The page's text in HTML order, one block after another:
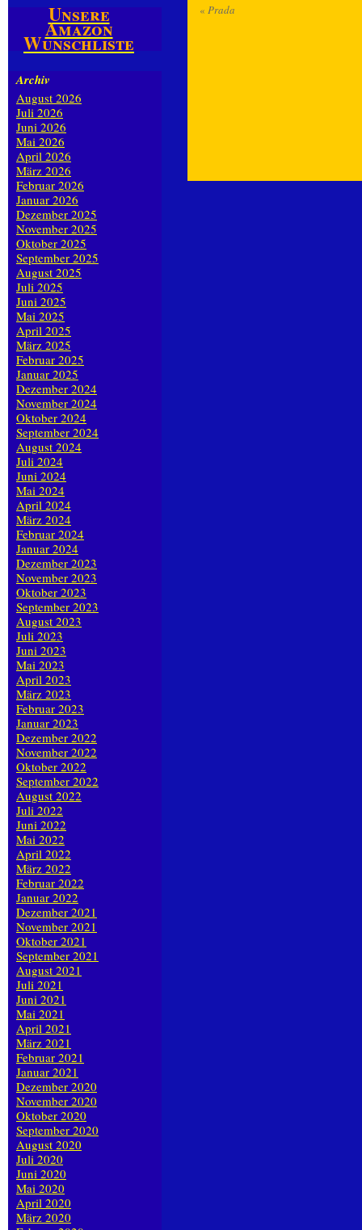
« Prada
Unsere
Amazon
Wunschliste
Archiv
August 2026
Juli 2026
Juni 2026
Mai 2026
April 2026
März 2026
Februar 2026
Januar 2026
Dezember 2025
November 2025
Oktober 2025
September 2025
August 2025
Juli 2025
Juni 2025
Mai 2025
April 2025
März 2025
Februar 2025
Januar 2025
Dezember 2024
November 2024
Oktober 2024
September 2024
August 2024
Juli 2024
Juni 2024
Mai 2024
April 2024
März 2024
Februar 2024
Januar 2024
Dezember 2023
November 2023
Oktober 2023
September 2023
August 2023
Juli 2023
Juni 2023
Mai 2023
April 2023
März 2023
Februar 2023
Januar 2023
Dezember 2022
November 2022
Oktober 2022
September 2022
August 2022
Juli 2022
Juni 2022
Mai 2022
April 2022
März 2022
Februar 2022
Januar 2022
Dezember 2021
November 2021
Oktober 2021
September 2021
August 2021
Juli 2021
Juni 2021
Mai 2021
April 2021
März 2021
Februar 2021
Januar 2021
Dezember 2020
November 2020
Oktober 2020
September 2020
August 2020
Juli 2020
Juni 2020
Mai 2020
April 2020
März 2020